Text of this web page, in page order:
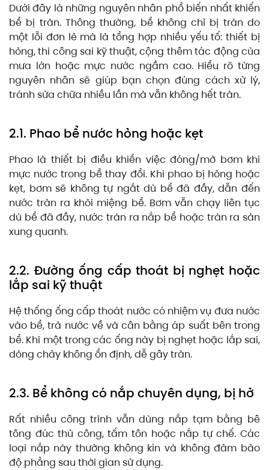
Dưới đây là những nguyên nhân phổ biến nhất khiến
bể bị tràn. Thông thường, bể không chỉ bị tràn do
một lỗi đơn lẻ mà là tổng hợp nhiều yếu tố: thiết bị
hỏng, thi công sai kỹ thuật, cộng thêm tác động của
mưa lớn hoặc mực nước ngầm cao. Hiểu rõ từng
nguyên nhân sẽ giúp bạn chọn đúng cách xử lý,
tránh sửa chữa nhiều lần mà vẫn không hết tràn.
2.1. Phao bể nước hỏng hoặc kẹt
Phao là thiết bị điều khiển việc đóng/mở bơm khi
mực nước trong bể thay đổi. Khi phao bị hỏng hoặc
kẹt, bơm sẽ không tự ngắt dù bể đã đầy, dẫn đến
nước tràn ra khỏi miệng bể. Bơm vẫn chạy liên tục
dù bể đã đầy, nước tràn ra nắp bể hoặc tràn ra sàn
xung quanh.
2.2. Đường ống cấp thoát bị nghẹt hoặc
lắp sai kỹ thuật
Hệ thống ống cấp thoát nước có nhiệm vụ đưa nước
vào bể, trả nước về và cân bằng áp suất bên trong
bể. Khi một trong các ống này bị nghẹt hoặc lắp sai,
dòng chảy không ổn định, dễ gây tràn.
2.3. Bể không có nắp chuyên dụng, bị hở
Rất nhiều công trình vẫn dùng nắp tạm bằng bê
tông đúc thủ công, tấm tôn hoặc nắp tự chế. Các
loại nắp này thường không kín và không đảm bảo
độ phẳng sau thời gian sử dụng.